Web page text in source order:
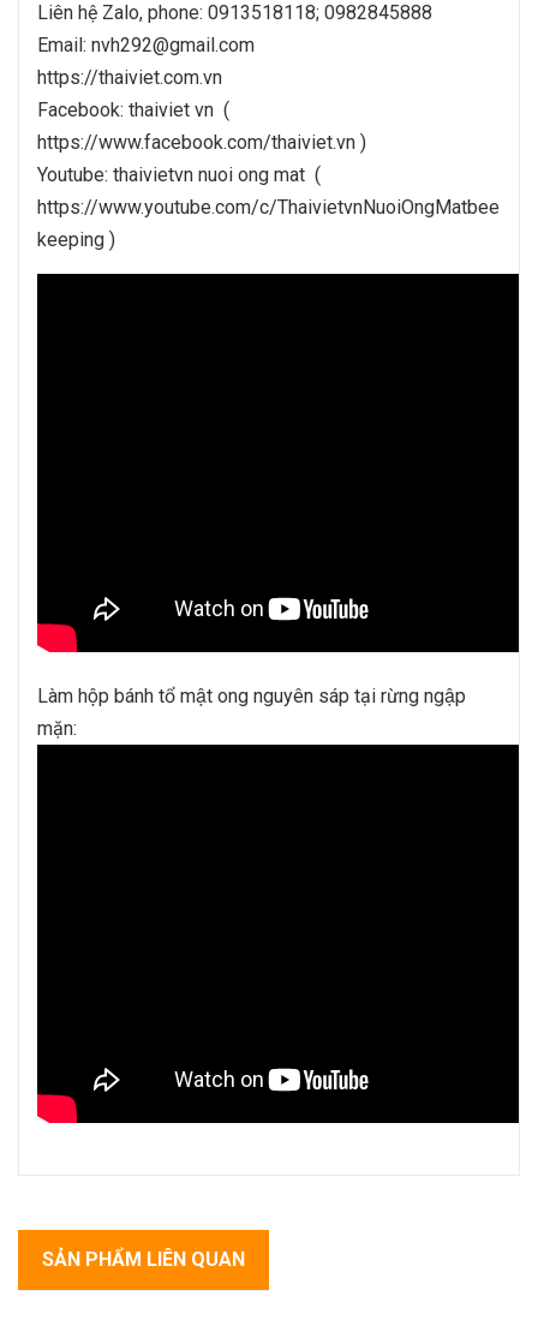
Liên hệ Zalo, phone: 0913518118; 0982845888
Email: nvh292@gmail.com
https://thaiviet.com.vn
Facebook: thaiviet vn (
https://www.facebook.com/thaiviet.vn )
Youtube: thaivietvn nuoi ong mat (
https://www.youtube.com/c/ThaivietvnNuoiOngMatbee
keeping )
Làm hộp bánh tổ mật ong nguyên sáp tại rừng ngập
mặn:
SẢN PHẨM LIÊN QUAN